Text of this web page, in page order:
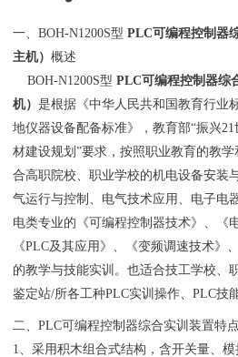
一、BOH-N1200S型 PLC可编程控制器
主机）概述
BOH-N1200S型 PLC可编程控制器综
机）是根据《中华人民共和国教育行
地仪器设备配备标准》，教育部“振兴
材建设规划”要求，按照职业教育的教
合高职院校、职业学校的机电设备安装
气运行与控制、电气技术应用、电子电
电类专业的《可编程控制器技术》、《
《PLC及其应用》、《变频调速技术》
的教学与技能实训。也适合技工学校、
鉴定站/所各工种PLC实训操作、PLC技
二、PLC可编程控制器综合实训装置特点
1、采用积木组合式结构，含开关量、